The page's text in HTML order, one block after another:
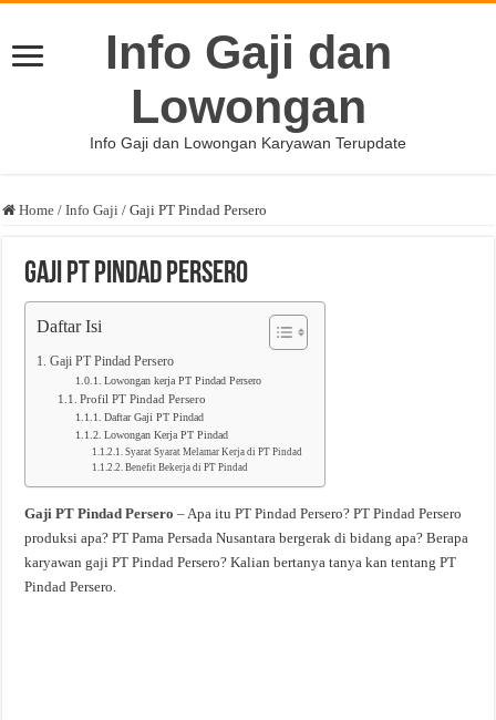
Info Gaji dan
Lowongan
Info Gaji dan Lowongan Karyawan Terupdate
Home / Info Gaji / Gaji PT Pindad Persero
Gaji PT Pindad Persero
Daftar Isi
Gaji PT Pindad Persero
Lowongan kerja PT Pindad Persero
Profil PT Pindad Persero
Daftar Gaji PT Pindad
Lowongan Kerja PT Pindad
Syarat Syarat Melamar Kerja di PT Pindad
Benefit Bekerja di PT Pindad
Gaji PT Pindad Persero – Apa itu PT Pindad Persero? PT Pindad Persero
produksi apa? PT Pama Persada Nusantara bergerak di bidang apa? Berapa
karyawan gaji PT Pindad Persero? Kalian bertanya tanya kan tentang PT
Pindad Persero.